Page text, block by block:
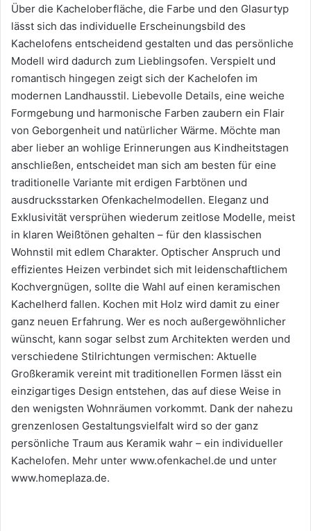
Über die Kacheloberfläche, die Farbe und den Glasurtyp
lässt sich das individuelle Erscheinungsbild des
Kachelofens entscheidend gestalten und das persönliche
Modell wird dadurch zum Lieblingsofen. Verspielt und
romantisch hingegen zeigt sich der Kachelofen im
modernen Landhausstil. Liebevolle Details, eine weiche
Formgebung und harmonische Farben zaubern ein Flair
von Geborgenheit und natürlicher Wärme. Möchte man
aber lieber an wohlige Erinnerungen aus Kindheitstagen
anschließen, entscheidet man sich am besten für eine
traditionelle Variante mit erdigen Farbtönen und
ausdrucksstarken Ofenkachelmodellen. Eleganz und
Exklusivität versprühen wiederum zeitlose Modelle, meist
in klaren Weißtönen gehalten – für den klassischen
Wohnstil mit edlem Charakter. Optischer Anspruch und
effizientes Heizen verbindet sich mit leidenschaftlichem
Kochvergnügen, sollte die Wahl auf einen keramischen
Kachelherd fallen. Kochen mit Holz wird damit zu einer
ganz neuen Erfahrung. Wer es noch außergewöhnlicher
wünscht, kann sogar selbst zum Architekten werden und
verschiedene Stilrichtungen vermischen: Aktuelle
Großkeramik vereint mit traditionellen Formen lässt ein
einzigartiges Design entstehen, das auf diese Weise in
den wenigsten Wohnräumen vorkommt. Dank der nahezu
grenzenlosen Gestaltungsvielfalt wird so der ganz
persönliche Traum aus Keramik wahr – ein individueller
Kachelofen. Mehr unter www.ofenkachel.de und unter
www.homeplaza.de.